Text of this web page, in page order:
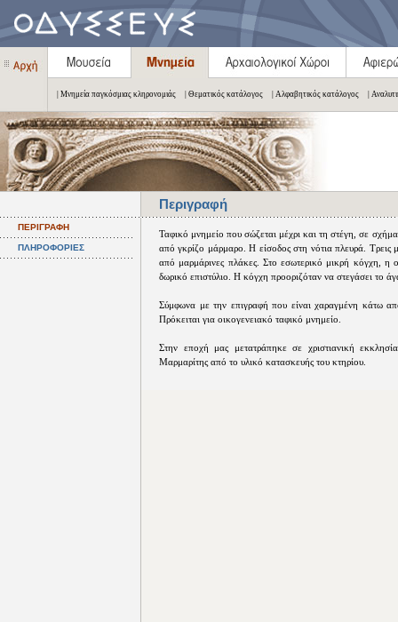
| Μνημεία παγκόσμιας κληρονομιάς | Θεματικός κατάλογος | Αλφαβητικός κατάλογος |
Περιγραφή
ΠΕΡΙΓΡΑΦΗ
ΠΛΗΡΟΦΟΡΙΕΣ
Ταφικό μνημείο που σώζεται μέχρι και τη στέγη, σε
από γκρίζο μάρμαρο. Η είσοδος στη νότια πλευρά. Τρεις
από μαρμάρινες πλάκες. Στο εσωτερικό μικρή κόγχη, η
δωρικό επιστύλιο. Η κόγχη προοριζόταν να στεγάσει το
Σύμφωνα με την επιγραφή που είναι χαραγμένη κάτω
Πρόκειται για οικογενειακό ταφικό μνημείο.
Στην εποχή μας μετατράπηκε σε χριστιανική
Μαρμαρίτης από το υλικό κατασκευής του κτηρίου.